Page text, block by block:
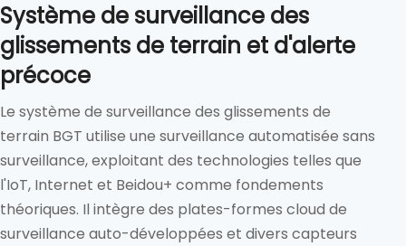
​​Système de surveillance des
glissements de terrain et d'alerte
précoce
Le système de surveillance des glissements de
terrain BGT utilise une surveillance automatisée sans
surveillance, exploitant des technologies telles que
l'IoT, Internet et Beidou+ comme fondements
théoriques. Il intègre des plates-formes cloud de
surveillance auto-développées et divers capteurs